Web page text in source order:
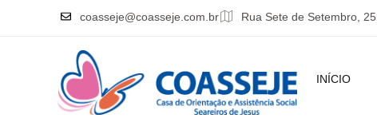
coasseje@coasseje.com.br Rua Sete de Setembro,
INÍCIO